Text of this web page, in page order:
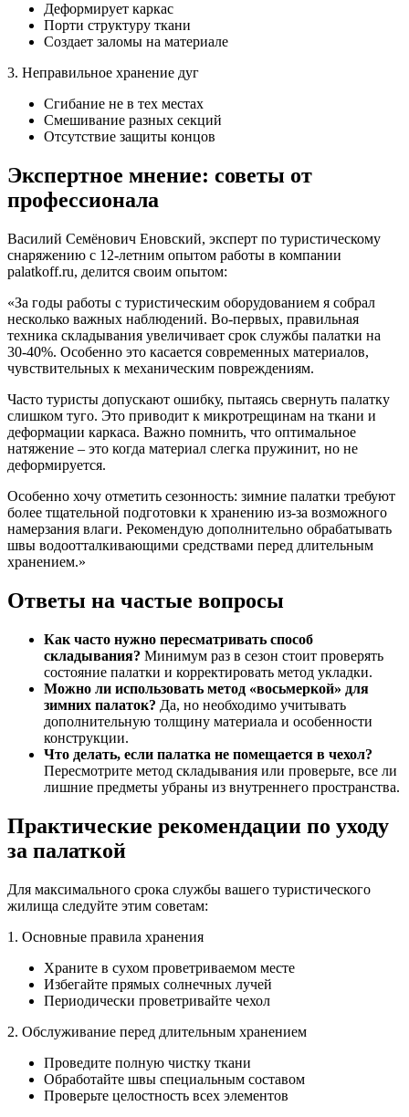
Деформирует каркас
Порти структуру ткани
Создает заломы на материале
3. Неправильное хранение дуг
Сгибание не в тех местах
Смешивание разных секций
Отсутствие защиты концов
Экспертное мнение: советы от
профессионала
Василий Семёнович Еновский, эксперт по туристическому
снаряжению с 12-летним опытом работы в компании
palatkoff.ru, делится своим опытом:
«За годы работы с туристическим оборудованием я собрал
несколько важных наблюдений. Во-первых, правильная
техника складывания увеличивает срок службы палатки на
30-40%. Особенно это касается современных материалов,
чувствительных к механическим повреждениям.
Часто туристы допускают ошибку, пытаясь свернуть палатку
слишком туго. Это приводит к микротрещинам на ткани и
деформации каркаса. Важно помнить, что оптимальное
натяжение – это когда материал слегка пружинит, но не
деформируется.
Особенно хочу отметить сезонность: зимние палатки требуют
более тщательной подготовки к хранению из-за возможного
намерзания влаги. Рекомендую дополнительно обрабатывать
швы водоотталкивающими средствами перед длительным
хранением.»
Ответы на частые вопросы
Как часто нужно пересматривать способ
складывания? Минимум раз в сезон стоит проверять
состояние палатки и корректировать метод укладки.
Можно ли использовать метод «восьмеркой» для
зимних палаток? Да, но необходимо учитывать
дополнительную толщину материала и особенности
конструкции.
Что делать, если палатка не помещается в чехол?
Пересмотрите метод складывания или проверьте, все ли
лишние предметы убраны из внутреннего пространства.
Практические рекомендации по уходу
за палаткой
Для максимального срока службы вашего туристического
жилища следуйте этим советам:
1. Основные правила хранения
Храните в сухом проветриваемом месте
Избегайте прямых солнечных лучей
Периодически проветривайте чехол
2. Обслуживание перед длительным хранением
Проведите полную чистку ткани
Обработайте швы специальным составом
Проверьте целостность всех элементов